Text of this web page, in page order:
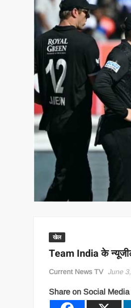
खेल
Team India के
Current News TV June
Share on Social Media